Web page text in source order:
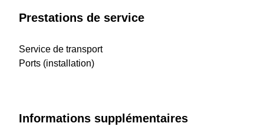
Prestations de service
Service de transport
Ports (installation)
Informations supplémentaires